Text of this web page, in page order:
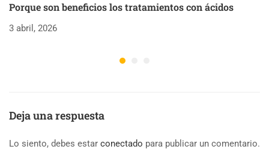
Porque son beneficios los tratamientos con ácidos
3 abril, 2026
Deja una respuesta
Lo siento, debes estar conectado para publicar un comentario.